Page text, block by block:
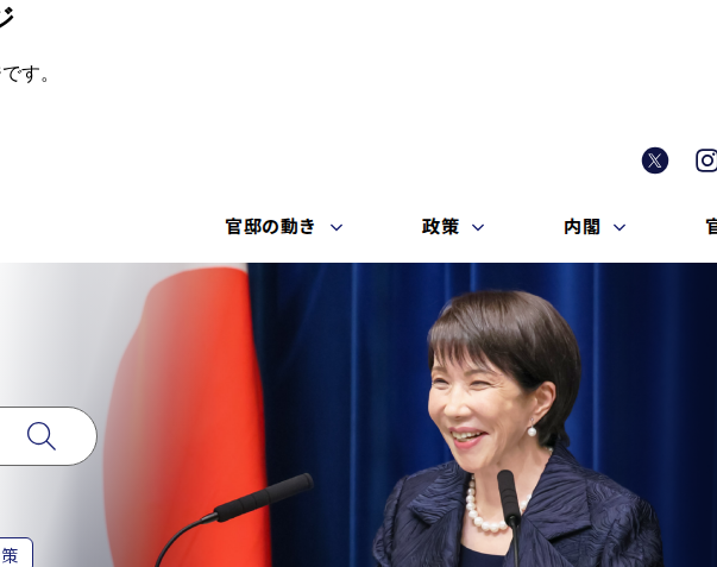
す。